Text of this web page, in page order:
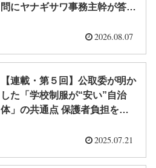
問にヤナギサワ事務主幹が答え
2026.08.07
【連載・第５回】公取委が明か
した「学校制服が“安い”自治
体」の共通点 保護者負担を減
｜「隠れ教育費」研究室2025.07.21